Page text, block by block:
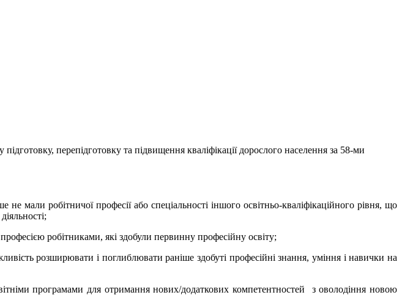
перепідготовку та підвищення кваліфікації дорослого населення за 58-ми
мали робітничої професії або спеціальності іншого освітньо-кваліфікаційного рівня, що
робітниками, які здобули первинну професійну освіту;
розширювати і поглиблювати раніше здобуті професійні знання, уміння і навички на
програмами для отримання нових/додаткових компетентностей з оволодіння новою